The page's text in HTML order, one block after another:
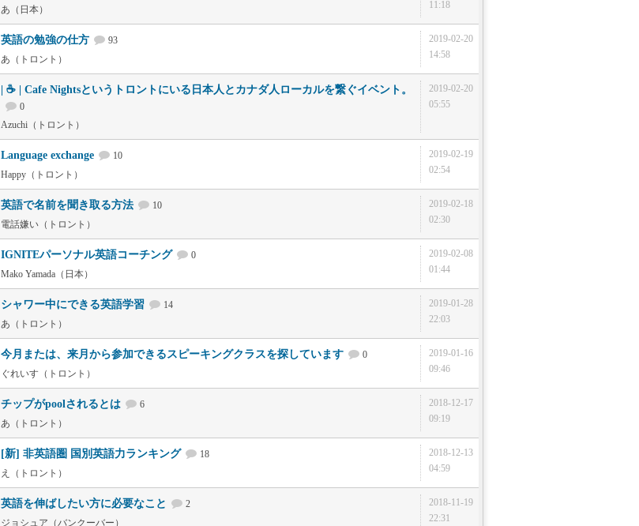
11:18
あ（日本）
2019-02-20
14:58
英語の勉強の仕方
93
あ（トロント）
2019-02-20
05:55
| ☕ | Cafe Nightsというトロントにいる日本人とカナダ人ローカルを繋ぐイベント。
0
Azuchi（トロント）
2019-02-19
02:54
Language exchange
10
Happy（トロント）
2019-02-18
02:30
英語で名前を聞き取る方法
10
電話嫌い（トロント）
2019-02-08
01:44
IGNITEパーソナル英語コーチング
0
Mako Yamada（日本）
2019-01-28
22:03
シャワー中にできる英語学習
14
あ（トロント）
2019-01-16
09:46
今月または、来月から参加できるスピーキングクラスを探しています
0
ぐれいす（トロント）
2018-12-17
09:19
チップがpoolされるとは
6
あ（トロント）
2018-12-13
04:59
[新] 非英語圏 国別英語力ランキング
18
え（トロント）
2018-11-19
22:31
英語を伸ばしたい方に必要なこと
2
ジョシュア（バンクーバー）